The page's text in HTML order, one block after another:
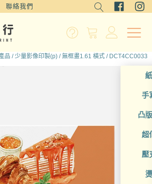
聯絡我們
手
凸
超
壓
品 /少量影像印製(p) /無框畫1.61 橫式 / DCT4CC0033